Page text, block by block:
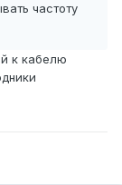
частоту
к кабелю